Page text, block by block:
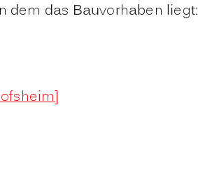
dem das Bauvorhaben liegt: